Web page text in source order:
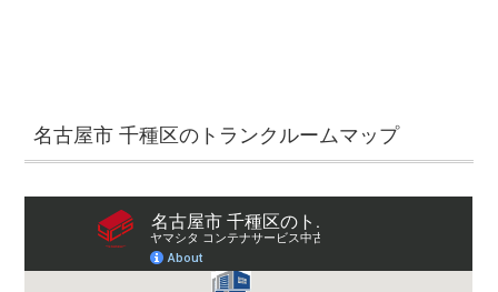
名古屋市 千種区のトランクルームマップ